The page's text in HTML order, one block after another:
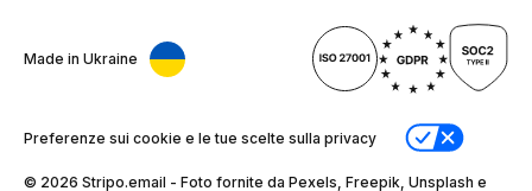
Made in Ukraine
Preferenze sui cookie e le tue scelte sulla privacy
© 2026 Stripо.email - Foto fornite da Pexels, Freepik, Unsplash e